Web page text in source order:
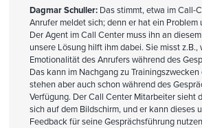
Dagmar Schuller: Das stimmt, etwa im Call-
Anrufer meldet sich; denn er hat ein Problem
Der Agent im Call Center muss ihn an
unsere Lösung hilft ihm dabei. Sie misst z.B.,
Emotionalität des Anrufers während des
Das kann im Nachgang zu
stehen aber auch schon während des
Verfügung. Der Call Center Mitarbeiter sieht
sich auf dem Bildschirm, und er kann dieses
Feedback für seine Gesprächsführung